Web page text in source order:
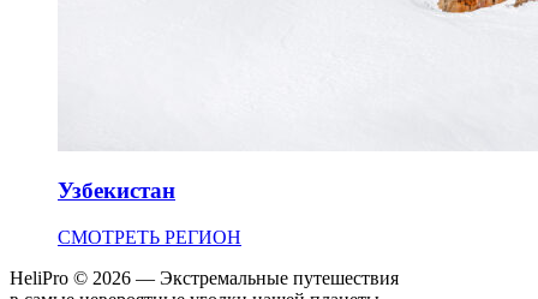
Узбекистан
СМОТРЕТЬ РЕГИОН
HeliPro © 2026 — Экстремальные путешествия